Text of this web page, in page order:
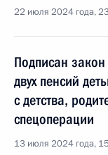
22 июля 2024 года,
Подписан
двух пенсий
с детства,
спецоперации
13 июля 2024 года,